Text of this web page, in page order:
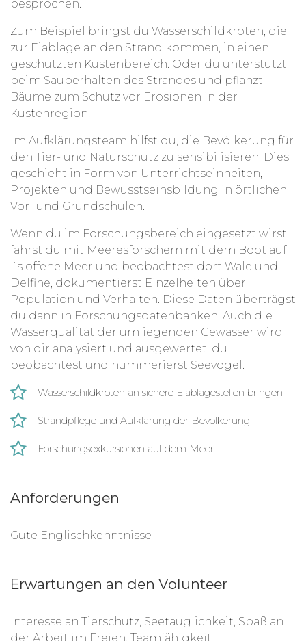
besprochen.
Zum Beispiel bringst du Wasserschildkröten, die
zur Eiablage an den Strand kommen, in einen
geschützten Küstenbereich. Oder du unterstützt
beim Sauberhalten des Strandes und pflanzt
Bäume zum Schutz vor Erosionen in der
Küstenregion.
Im Aufklärungsteam hilfst du, die Bevölkerung für
den Tier- und Naturschutz zu sensibilisieren. Dies
geschieht in Form von Unterrichtseinheiten,
Projekten und Bewusstseinsbildung in örtlichen
Vor- und Grundschulen.
Wenn du im Forschungsbereich eingesetzt wirst,
fährst du mit Meeresforschern mit dem Boot auf
´s offene Meer und beobachtest dort Wale und
Delfine, dokumentierst Einzelheiten über
Population und Verhalten. Diese Daten überträgst
du dann in Forschungsdatenbanken. Auch die
Wasserqualität der umliegenden Gewässer wird
von dir analysiert und ausgewertet, du
beobachtest und nummerierst Seevögel.
Wasserschildkröten an sichere Eiablagestellen bringen
Strandpflege und Aufklärung der Bevölkerung
Forschungsexkursionen auf dem Meer
Anforderungen
Gute Englischkenntnisse
Erwartungen an den Volunteer
Interesse an Tierschutz, Seetauglichkeit, Spaß an
der Arbeit im Freien, Teamfähigkeit